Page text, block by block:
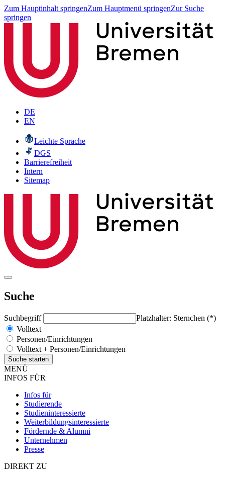
Zum Hauptinhalt springenZum Hauptmenü springenZur Suche
springen
DE
EN
Leichte Sprache
DGS
Barrierefreiheit
Intern
Sitemap
Suche
Suchbegriff
Platzhalter: Sternchen (*)
Volltext
Personen/Einrichtungen
Volltext + Personen/Einrichtungen
MENÜ
INFOS FÜR
Infos für
Studierende
Studieninteressierte
Weiterbildungsinteressierte
Fördernde & Alumni
Unternehmen
Presse
DIREKT ZU